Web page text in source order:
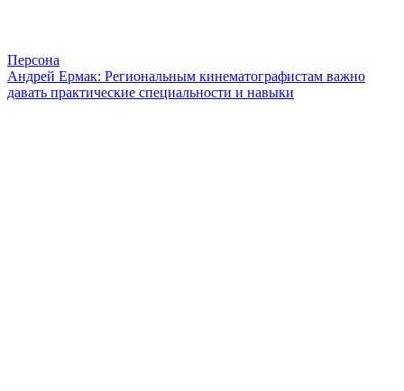
Персона
Андрей Ермак: Региональным кинематографистам важно
давать практические специальности и навыки